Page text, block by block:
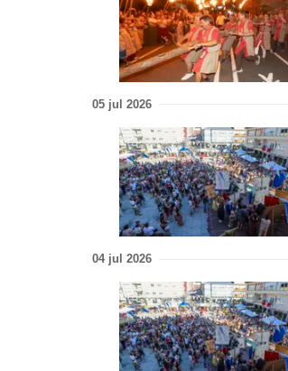
05 jul 2026
04 jul 2026